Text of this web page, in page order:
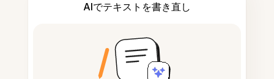
AIでテキストを書き直し